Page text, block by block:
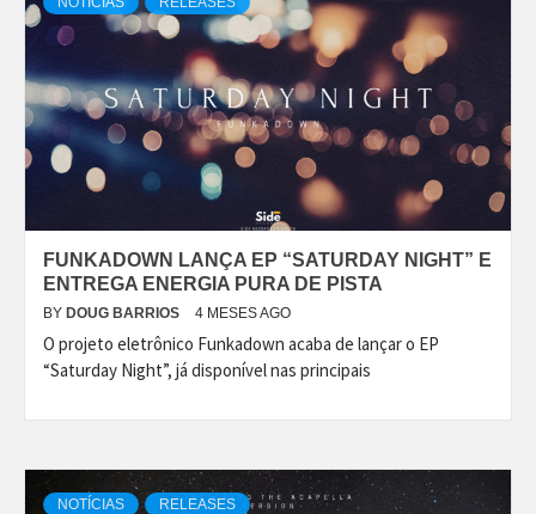
FUNKADOWN LANÇA EP “SATURDAY NIGHT” E
ENTREGA ENERGIA PURA DE PISTA
BY DOUG BARRIOS 4 MESES AGO
O projeto eletrônico Funkadown acaba de lançar o EP
“Saturday Night”, já disponível nas principais
NOTÍCIAS RELEASES